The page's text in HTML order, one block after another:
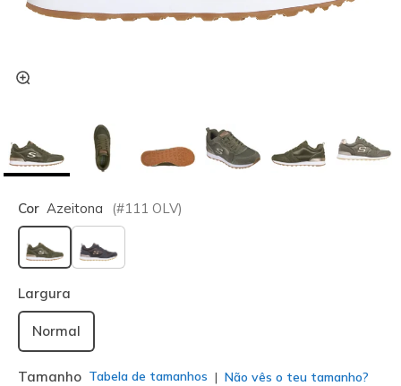
Cor Azeitona (#111 OLV)
selecionado
Largura
Normal
Tamanho Tabela de tamanhos Não vês o teu tamanho?